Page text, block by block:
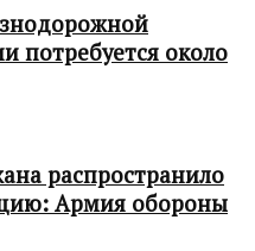
потребуется около
распространило
Армия обороны